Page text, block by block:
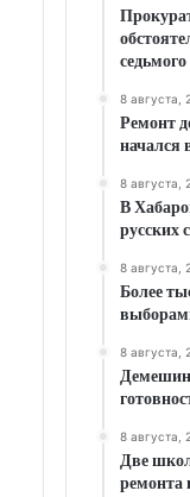
8 августа,
Ремонт
начался
8 августа,
В
русских
8 августа,
Более
8 августа,
8 августа,
Две
ремонта